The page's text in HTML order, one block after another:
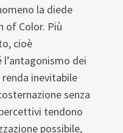
la diede
of Color. Più
cioè
l’antagonismo dei
inevitabile
senza
tendono
possibile,